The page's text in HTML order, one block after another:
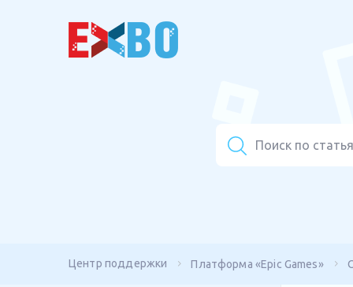
Центр поддержки Платформа «Epic Games»